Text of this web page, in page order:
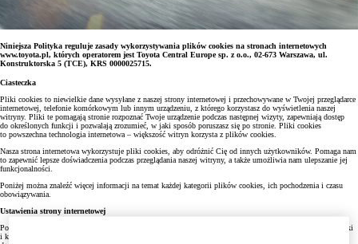
Niniejsza Polityka reguluje zasady wykorzystywania plików cookies na stronach internetowych
www.toyota.pl, których operatorem jest Toyota Central Europe sp. z o.o., 02-673 Warszawa, ul.
Konstruktorska 5 (TCE), KRS 0000025715.
Ciasteczka
Pliki cookies to niewielkie dane wysyłane z naszej strony internetowej i przechowywane w Twojej przeglądarce
internetowej, telefonie komórkowym lub innym urządzeniu, z którego korzystasz do wyświetlenia naszej
witryny. Pliki te pomagają stronie rozpoznać Twoje urządzenie podczas następnej wizyty, zapewniają dostęp
do określonych funkcji i pozwalają zrozumieć, w jaki sposób poruszasz się po stronie. Pliki cookies
to powszechna technologia internetowa – większość witryn korzysta z plików cookies.
Nasza strona internetowa wykorzystuje pliki cookies, aby odróżnić Cię od innych użytkowników. Pomaga nam
to zapewnić lepsze doświadczenia podczas przeglądania naszej witryny, a także umożliwia nam ulepszanie jej
funkcjonalności.
Poniżej można znaleźć więcej informacji na temat każdej kategorii plików cookies, ich pochodzenia i czasu
obowiązywania.
Ustawienia strony internetowej
Poprzez domyślne ustawienie przeglądarek, akceptujesz pliki cookies. Możesz zmienić ustawienia przeglądarki
i kontrolować ruch ciasteczek poprzez ich akceptowanie lub odrzucenie. Oczywiście możesz uzyskać dostęp